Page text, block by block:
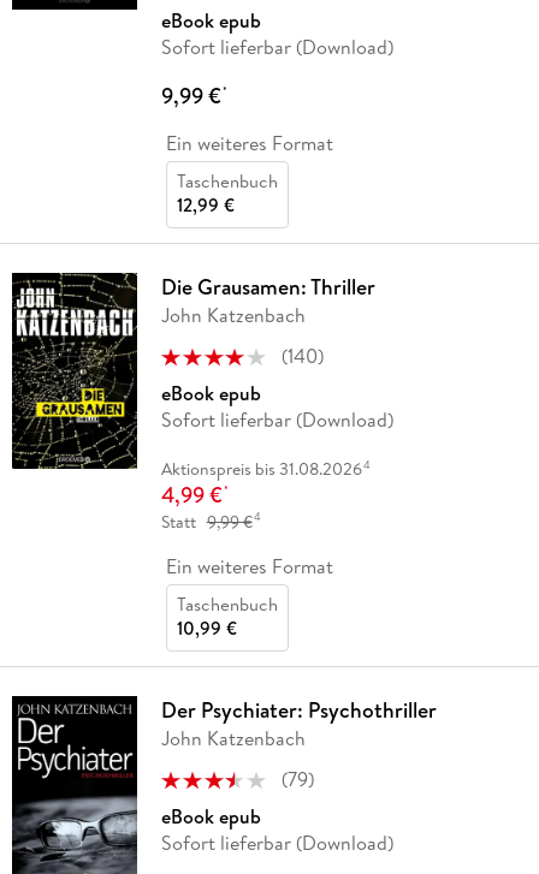
eBook epub
Sofort lieferbar (Download)
9,99 €*
Ein weiteres Format
Taschenbuch
12,99 €
Die Grausamen: Thriller
John Katzenbach
(140)
eBook epub
Sofort lieferbar (Download)
Aktionspreis bis 31.08.20264
4,99 €*
Statt 9,99 €4
Ein weiteres Format
Taschenbuch
10,99 €
Der Psychiater: Psychothriller
John Katzenbach
(79)
eBook epub
Sofort lieferbar (Download)